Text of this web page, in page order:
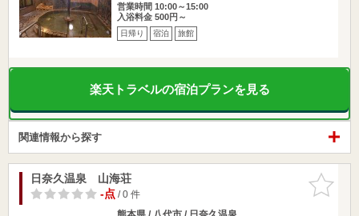
営業時間 10:00～15:00
入浴料金 500円～
日帰り 宿泊 旅館
楽天トラベルの宿泊プランを見る
関連情報から探す
お気に入
りに追加
日奈久温泉 山海荘
-点/ 0 件